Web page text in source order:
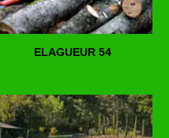
ELAGUEUR 54